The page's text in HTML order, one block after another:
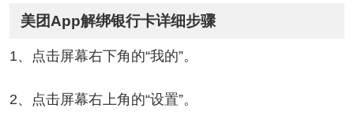
美团App解绑银行卡详细步骤
1、点击屏幕右下角的“我的”。
2、点击屏幕右上角的“设置”。